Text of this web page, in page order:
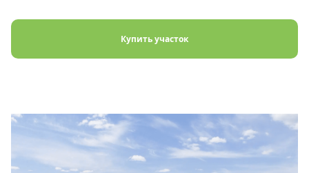
Купить участок